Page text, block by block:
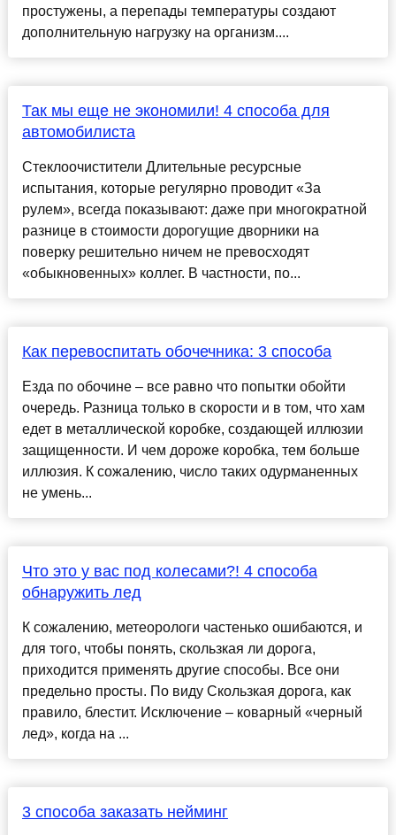
простужены, а перепады температуры создают
дополнительную нагрузку на организм....
Так мы еще не экономили! 4 способа для
автомобилиста
Стеклоочистители Длительные ресурсные
испытания, которые регулярно проводит «За
рулем», всегда показывают: даже при многократной
разнице в стоимости дорогущие дворники на
поверку решительно ничем не превосходят
«обыкновенных» коллег. В частности, по...
Как перевоспитать обочечника: 3 способа
Езда по обочине – все равно что попытки обойти
очередь. Разница только в скорости и в том, что хам
едет в металлической коробке, создающей иллюзии
защищенности. И чем дороже коробка, тем больше
иллюзия. К сожалению, число таких одурманенных
не умень...
Что это у вас под колесами?! 4 способа
обнаружить лед
К сожалению, метеорологи частенько ошибаются, и
для того, чтобы понять, скользкая ли дорога,
приходится применять другие способы. Все они
предельно просты. По виду Скользкая дорога, как
правило, блестит. Исключение – коварный «черный
лед», когда на ...
3 способа заказать нейминг